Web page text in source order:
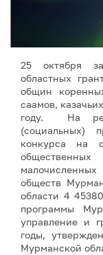
25 октября
областных
общин
саамов,
году. На
(социальных)
конкурса на
обществ
области 4
программы
управление и
годы,
Мурманской